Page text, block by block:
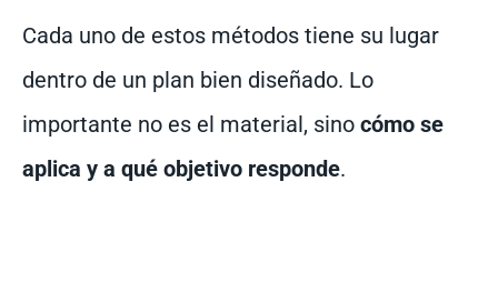
Cada uno de estos métodos tiene su lugar
dentro de un plan bien diseñado. Lo
importante no es el material, sino cómo se
aplica y a qué objetivo responde.